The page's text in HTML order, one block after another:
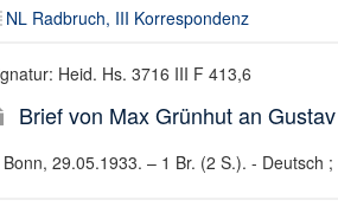
NL Radbruch, III Korrespondenz
Heid. Hs. 3716 III F 413,6
Brief von Max Grünhut an
Bonn, 29.05.1933. – 1 Br. (2 S.). - Deutsch